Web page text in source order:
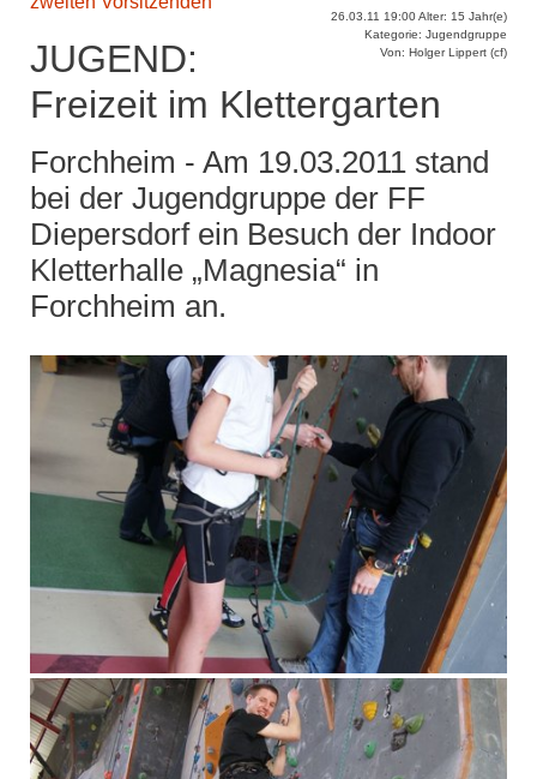
26.03.11 19:00 Alter: 15 Jahr(e)
Kategorie: Jugendgruppe
Von: Holger Lippert (cf)
JUGEND:
Freizeit im Klettergarten
Forchheim - Am 19.03.2011 stand
bei der Jugendgruppe der FF
Diepersdorf ein Besuch der Indoor
Kletterhalle „Magnesia“ in
Forchheim an.